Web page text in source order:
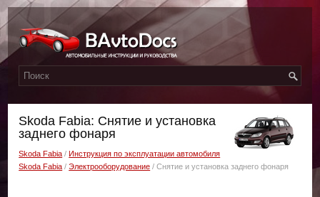
Skoda Fabia: Снятие и установка
заднего фонаря
Skoda Fabia /Инструкция по эксплуатации автомобиля
Skoda Fabia /Электрооборудование / Снятие и установка заднего фонаря